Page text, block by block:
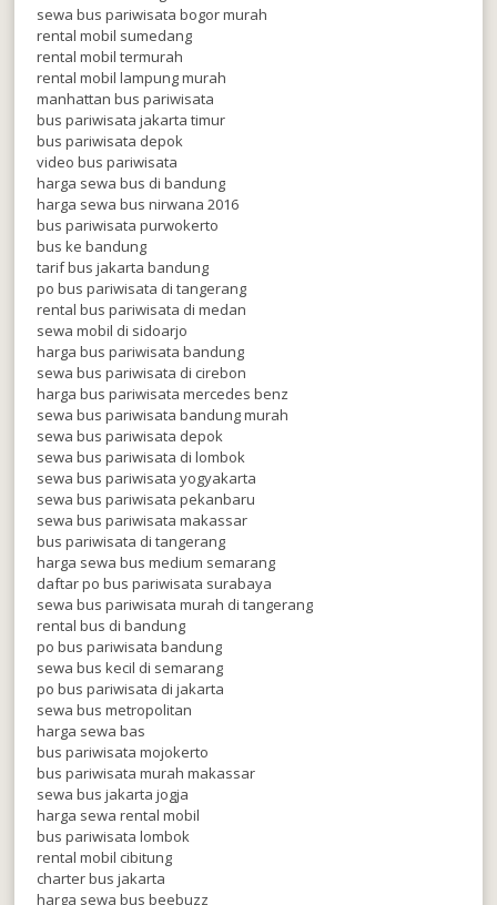
sewa bus pariwisata bogor murah
rental mobil sumedang
rental mobil termurah
rental mobil lampung murah
manhattan bus pariwisata
bus pariwisata jakarta timur
bus pariwisata depok
video bus pariwisata
harga sewa bus di bandung
harga sewa bus nirwana 2016
bus pariwisata purwokerto
bus ke bandung
tarif bus jakarta bandung
po bus pariwisata di tangerang
rental bus pariwisata di medan
sewa mobil di sidoarjo
harga bus pariwisata bandung
sewa bus pariwisata di cirebon
harga bus pariwisata mercedes benz
sewa bus pariwisata bandung murah
sewa bus pariwisata depok
sewa bus pariwisata di lombok
sewa bus pariwisata yogyakarta
sewa bus pariwisata pekanbaru
sewa bus pariwisata makassar
bus pariwisata di tangerang
harga sewa bus medium semarang
daftar po bus pariwisata surabaya
sewa bus pariwisata murah di tangerang
rental bus di bandung
po bus pariwisata bandung
sewa bus kecil di semarang
po bus pariwisata di jakarta
sewa bus metropolitan
harga sewa bas
bus pariwisata mojokerto
bus pariwisata murah makassar
sewa bus jakarta jogja
harga sewa rental mobil
bus pariwisata lombok
rental mobil cibitung
charter bus jakarta
harga sewa bus beebuzz